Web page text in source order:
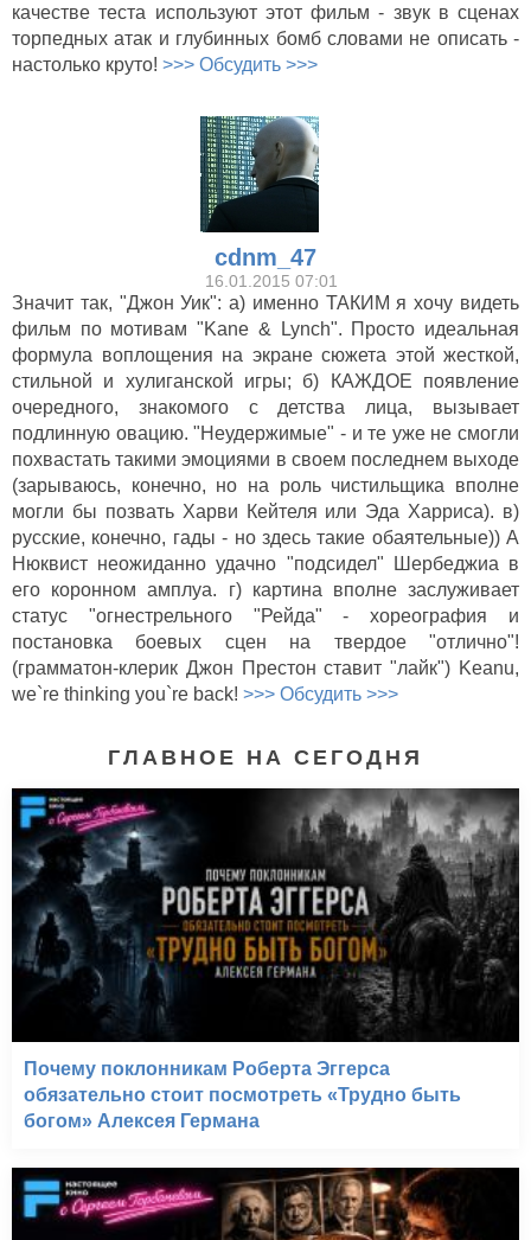
качестве теста используют этот фильм - звук в сценах
торпедных атак и глубинных бомб словами не описать -
настолько круто! >>> Обсудить >>>
cdnm_47
16.01.2015 07:01
Значит так, "Джон Уик": а) именно ТАКИМ я хочу видеть
фильм по мотивам "Kane & Lynch". Просто идеальная
формула воплощения на экране сюжета этой жесткой,
стильной и хулиганской игры; б) КАЖДОЕ появление
очередного, знакомого с детства лица, вызывает
подлинную овацию. "Неудержимые" - и те уже не смогли
похвастать такими эмоциями в своем последнем выходе
(зарываюсь, конечно, но на роль чистильщика вполне
могли бы позвать Харви Кейтеля или Эда Харриса). в)
русские, конечно, гады - но здесь такие обаятельные)) А
Нюквист неожиданно удачно "подсидел" Шербеджиа в
его коронном амплуа. г) картина вполне заслуживает
статус "огнестрельного "Рейда" - хореография и
постановка боевых сцен на твердое "отлично"!
(грамматон-клерик Джон Престон ставит "лайк") Keanu,
we`re thinking you`re back! >>> Обсудить >>>
ГЛАВНОЕ НА СЕГОДНЯ
Почему поклонникам Роберта Эггерса
обязательно стоит посмотреть «Трудно быть
богом» Алексея Германа